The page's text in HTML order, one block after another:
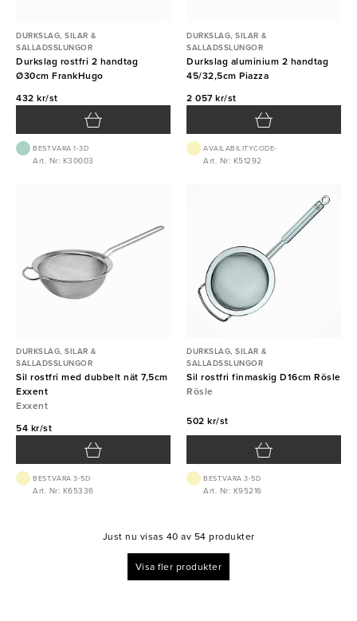
DURKSLAG, SILAR &
SALLADSSLUNGOR
Durkslag rostfri 2 handtag
Ø30cm FrankHugo
432 kr/st
BEST.VARA 1-3D
Art. Nr: K30003
DURKSLAG, SILAR &
SALLADSSLUNGOR
Durkslag aluminium 2 handtag
45/32,5cm Piazza
2 057 kr/st
AVAILABILITYCODE-
Art. Nr: K51292
DURKSLAG, SILAR &
SALLADSSLUNGOR
Sil rostfri med dubbelt nät 7,5cm
Exxent
Exxent
54 kr/st
BEST.VARA 3-5D
Art. Nr: K65336
DURKSLAG, SILAR &
SALLADSSLUNGOR
Sil rostfri finmaskig D16cm Rösle
Rösle
502 kr/st
BEST.VARA 3-5D
Art. Nr: K95216
Just nu visas 40 av 54 produkter
Visa fler produkter